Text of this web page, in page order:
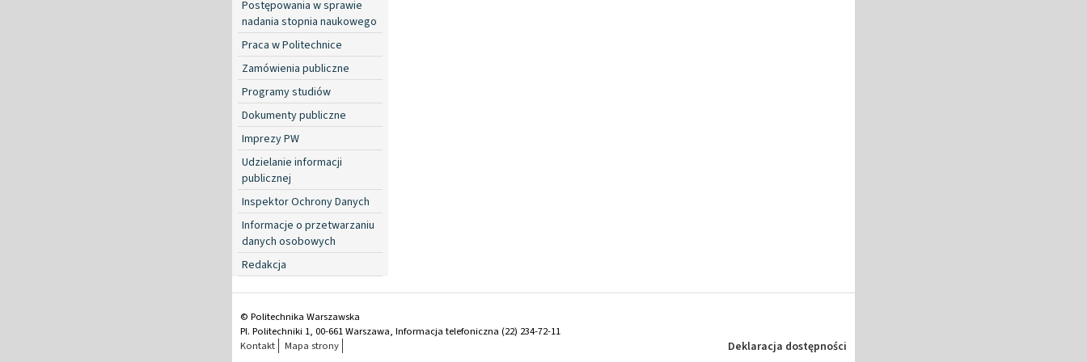
Postępowania w sprawie
nadania stopnia naukowego
Praca w Politechnice
Zamówienia publiczne
Programy studiów
Dokumenty publiczne
Imprezy PW
Udzielanie informacji
publicznej
Inspektor Ochrony Danych
Informacje o przetwarzaniu
danych osobowych
Redakcja
© Politechnika Warszawska
Pl. Politechniki 1, 00-661 Warszawa, Informacja telefoniczna (22) 234-72-11
Kontakt
Mapa strony Deklaracja dostępności